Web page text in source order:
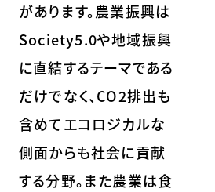
があります。農業振興は
Society5.0や地域振興
に直結するテーマである
だけでなく、CO2排出も
含めてエコロジカルな
側面からも社会に貢献
する分野。また農業は食